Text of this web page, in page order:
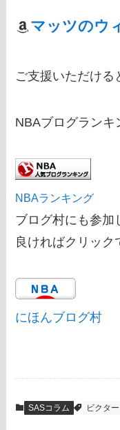
マッツのウ
ご支援いただける
NBAブログランキ
NBAランキング
ブログ村にも参加
良ければクリック
にほんブログ村
SASコラム ビクタ